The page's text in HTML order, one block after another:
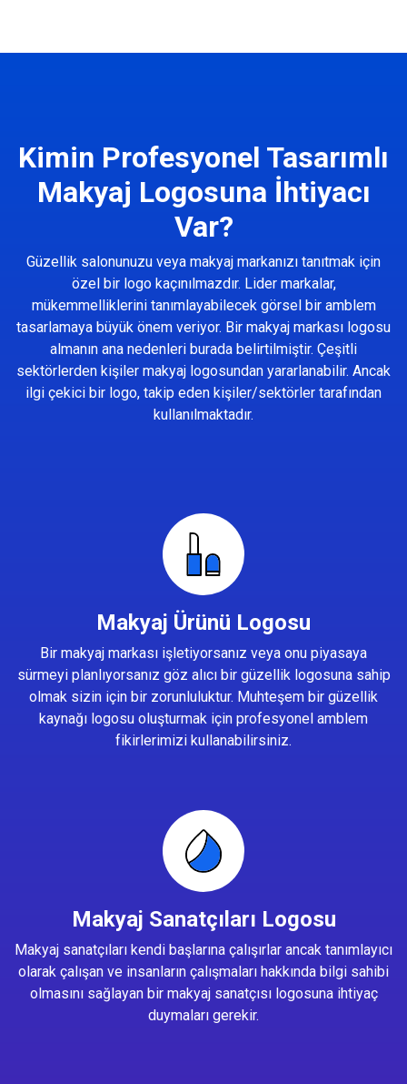
Kimin Profesyonel Tasarımlı
Makyaj Logosuna İhtiyacı
Var?
Güzellik salonunuzu veya makyaj markanızı tanıtmak için
özel bir logo kaçınılmazdır. Lider markalar,
mükemmelliklerini tanımlayabilecek görsel bir amblem
tasarlamaya büyük önem veriyor. Bir makyaj markası logosu
almanın ana nedenleri burada belirtilmiştir. Çeşitli
sektörlerden kişiler makyaj logosundan yararlanabilir. Ancak
ilgi çekici bir logo, takip eden kişiler/sektörler tarafından
kullanılmaktadır.
Makyaj Ürünü Logosu
Bir makyaj markası işletiyorsanız veya onu piyasaya
sürmeyi planlıyorsanız göz alıcı bir güzellik logosuna sahip
olmak sizin için bir zorunluluktur. Muhteşem bir güzellik
kaynağı logosu oluşturmak için profesyonel amblem
fikirlerimizi kullanabilirsiniz.
Makyaj Sanatçıları Logosu
Makyaj sanatçıları kendi başlarına çalışırlar ancak tanımlayıcı
olarak çalışan ve insanların çalışmaları hakkında bilgi sahibi
olmasını sağlayan bir makyaj sanatçısı logosuna ihtiyaç
duymaları gerekir.